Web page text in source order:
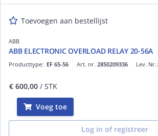
Toevoegen aan bestellijst
ABB
ABB ELECTRONIC OVERLOAD RELAY 20-56A
Art. nr. 2850209336
Producttype: EF 65-56 Lev. Nr.:
€ 600,00 / STK
Voeg toe
Log in of registreer